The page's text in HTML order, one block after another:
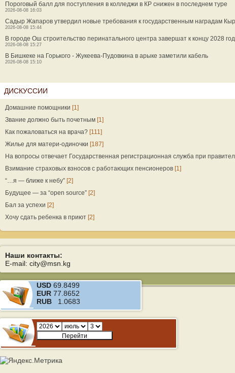
Пороговый балл для поступления в колледжи в КР снижен в последнем туре
2026-08-08 16:03
Садыр Жапаров утвердил новые требования к государственным наградам
2026-08-08 15:44
В городе Ош строительство перинатального центра завершат к концу 2028
2026-08-08 15:27
В Бишкеке на Горького - Жукеева-Пудовкина в арыке заметили кабель
2026-08-08 15:10
ДИСКУССИИ
Домашние помощники [1]
Звание должно быть почетным [1]
Как пожаловаться на врача? [111]
Жилье для матери-одиночки [187]
На вопросы отвечает Государственная регистрационная служба при
Взимание страховых взносов с работающих пенсионеров [1]
“…я — ближе к небу” [2]
Будущее — за “open source” [2]
Бал за успехи [2]
Хочу сдать ребенка в приют [2]
Наши контакты:
E-mail: city@msn.kg
USD 69.8499
EUR 77.8652
RUB 1.0683